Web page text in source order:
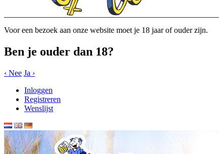
Voor een bezoek aan onze website moet je 18 jaar of ouder zijn.
Ben je ouder dan 18?
‹ Nee Ja ›
Inloggen
Registreren
Wenslijst